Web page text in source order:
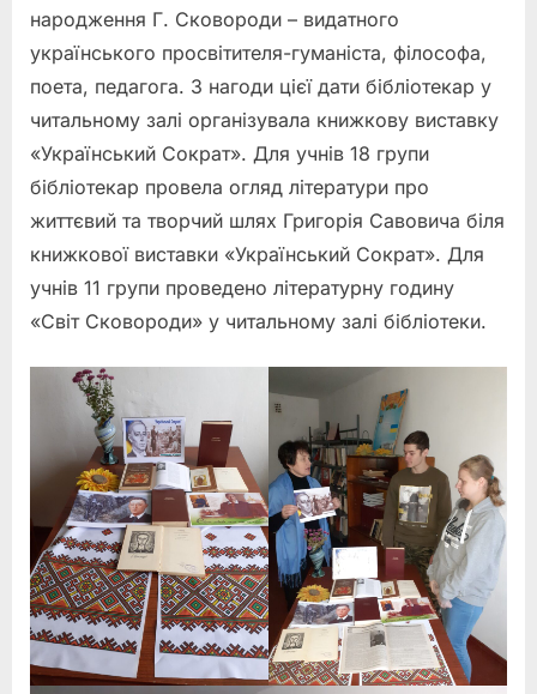
народження Г. Сковороди – видатного
українського просвітителя-гуманіста, філософа,
поета, педагога. З нагоди цієї дати бібліотекар у
читальному залі організувала книжкову виставку
«Український Сократ». Для учнів 18 групи
бібліотекар провела огляд літератури про
життєвий та творчий шлях Григорія Савовича біля
книжкової виставки «Український Сократ». Для
учнів 11 групи проведено літературну годину
«Світ Сковороди» у читальному залі бібліотеки.